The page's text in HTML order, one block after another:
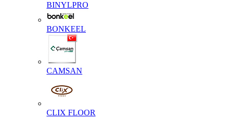
BINYLPRO
BONKEEL
CAMSAN
CLIX FLOOR